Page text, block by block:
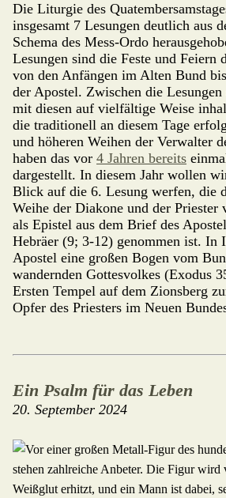
Die Liturgie des
insgesamt 7 Lesun­gen deut­lich aus
Schema des Mess-Ordo
Lesungen sind die Feste und Feiern
von den Anfängen im Alten Bund
der Apostel. Zwischen die Lesungen
mit diesen auf vielfältige Weise
die traditio­nell an diesem Tage
und höheren Weihen der Verwalter
haben das vor 4 Jahren bereits
dargestellt. In diesem Jahr wollen
Blick auf die 6. Lesung werfen, die
Weihe der Dia­ko­ne und der Priester
als Epistel aus dem Brief des
Hebräer (9; 3-12) genommen ist. In
Apostel eine großen Bogen vom
wandern­den Gottesvolkes (Exodus
Ersten Tempel auf dem Zionsberg
Opfer des Priesters im Neuen
Ein Psalm für das Leben
20. September 2024